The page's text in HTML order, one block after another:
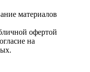
материалов
офертой
на